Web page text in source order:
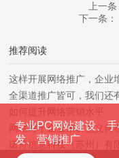
上一
下一条
推荐阅读
这样开展网络推广，企业
全渠道推广皆可，我们还
如何提升网络营销水平
网站对于企业来讲意义何
诺舟信息科技（苏州）有
专业PC网站建设、
发、营销推广